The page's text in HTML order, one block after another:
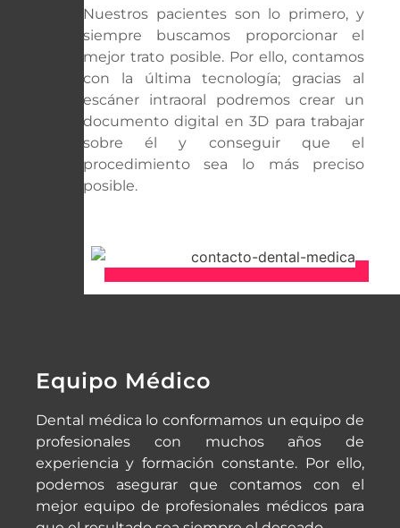
Nuestros pacientes son lo primero, y
siempre buscamos proporcionar el
mejor trato posible. Por ello, contamos
con la última tecnología; gracias al
escáner intraoral podremos crear un
documento digital en 3D para trabajar
sobre él y conseguir que el
procedimiento sea lo más preciso
posible.
Equipo Médico
Dental médica lo conformamos un equipo de
profesionales con muchos años de
experiencia y formación constante. Por ello,
podemos asegurar que contamos con el
mejor equipo de profesionales médicos para